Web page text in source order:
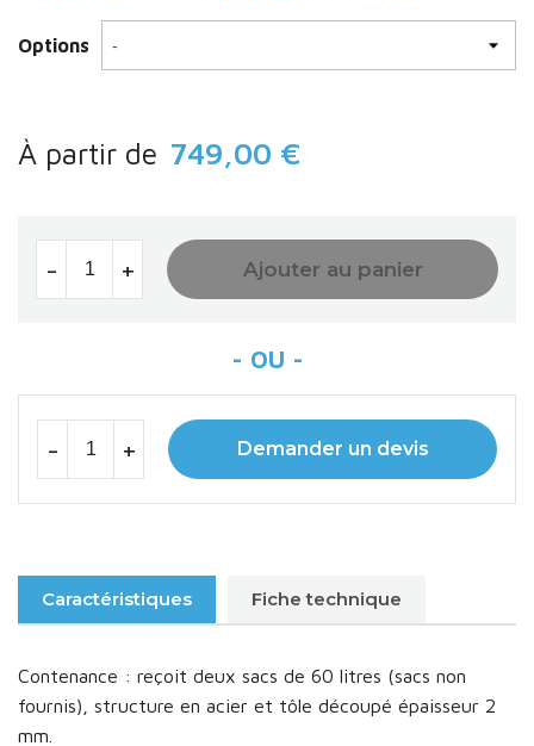
Options
À partir de 749,00 €
- + Ajouter au panier
- + Demander un devis
Caractéristiques Fiche technique
Contenance : reçoit deux sacs de 60 litres (sacs non
fournis), structure en acier et tôle découpé épaisseur 2
mm.